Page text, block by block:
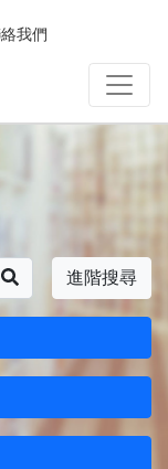
我們
進階搜尋